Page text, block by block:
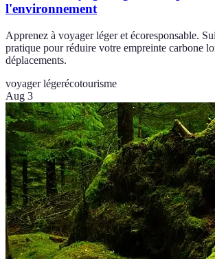
l'environnement
Apprenez à voyager léger et écoresponsable.
pratique pour réduire votre empreinte carbone
déplacements.
voyager légerécotourisme
Aug 3